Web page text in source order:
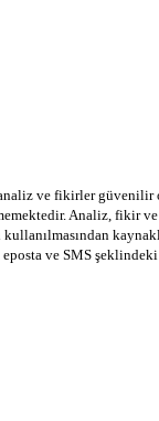
ve fikirler güvenilir
Analiz, fikir
ve SMS